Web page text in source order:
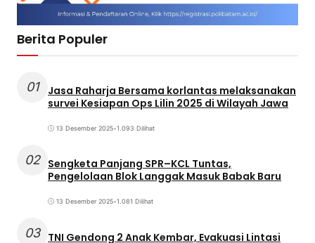
Berita Populer
01
Jasa Raharja Bersama korlantas melaksanakan
survei Kesiapan Ops Lilin 2025 di Wilayah Jawa
13 Desember 2025•1.093 Dilihat
02 Sengketa Panjang SPR–KCL Tuntas,
Pengelolaan Blok Langgak Masuk Babak Baru
13 Desember 2025•1.081 Dilihat
03 TNI Gendong 2 Anak Kembar, Evakuasi Lintasi